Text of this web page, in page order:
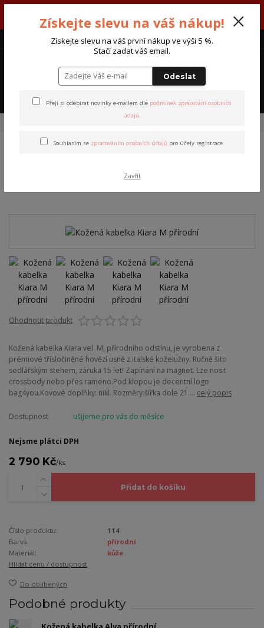
od 7:00 do 15:30 hodin.
CZK
Ohodnotit produkt
Kožená kabelka Kiara vel. M, přírodního odstínu, je vyrobena z
prémiové třísločiněné hovězí usně z italské koželužny. Ručně šito
sedlářským stehem, záruka 15 let! Zapínání na magnet. Lze nosit
crossbody nebo přes rameno.Pod klopou je decentní logo
bag4you.Kovové doplňky: nikl. Rozměry:šířka dole 21 ... celý popis
Dostupnost ušijeme pro vás do měsíce
Nejsme plátci DPH
2 790 Kč/ks
Přidat do košíku
Číslo produktu:
114
Barva:
přírodní
Materiál:
kůže
Hlídat cenu / dostupnost
Do oblíbených
Podobné produkty
Získejte slevu na váš nákup!
Získejte slevu na váš první nákup ve výši 5 %.
Stačí zadat váš email.
Odeslat
Přeji si odebírat novinky e-mailem dle podmínek zpracování osobních
údajů.
Souhlasím se zpracováním osobních údajů pro účely registrace.
Zavřít